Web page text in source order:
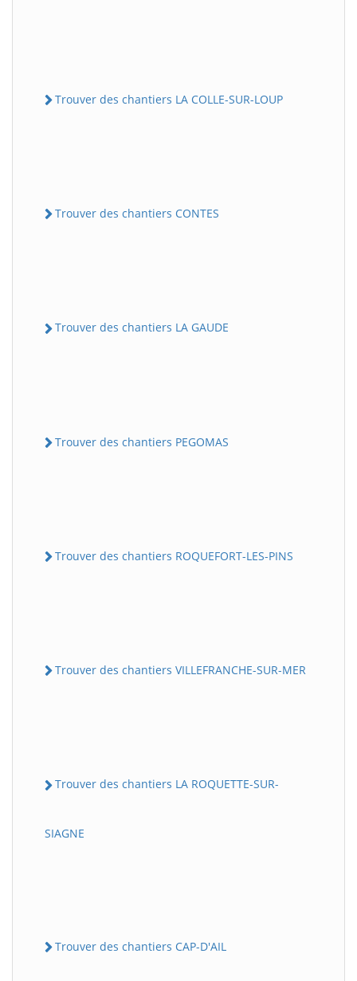
Trouver des chantiers LA COLLE-SUR-LOUP
Trouver des chantiers CONTES
Trouver des chantiers LA GAUDE
Trouver des chantiers PEGOMAS
Trouver des chantiers ROQUEFORT-LES-PINS
Trouver des chantiers VILLEFRANCHE-SUR-MER
Trouver des chantiers LA ROQUETTE-SUR-
SIAGNE
Trouver des chantiers CAP-D'AIL